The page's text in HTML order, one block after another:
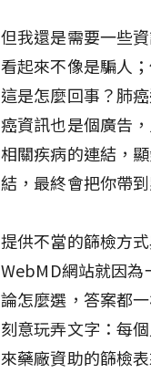
但我還是需要一些
看起來不像是騙人
這是怎麼回事？肺
癌資訊也是個廣告
相關疾病的連結，
結，最終會把你帶
提供不當的篩檢方
WebMD網站就因為
論怎麼選，答案都
刻意玩弄文字：每
來藥廠資助的篩檢